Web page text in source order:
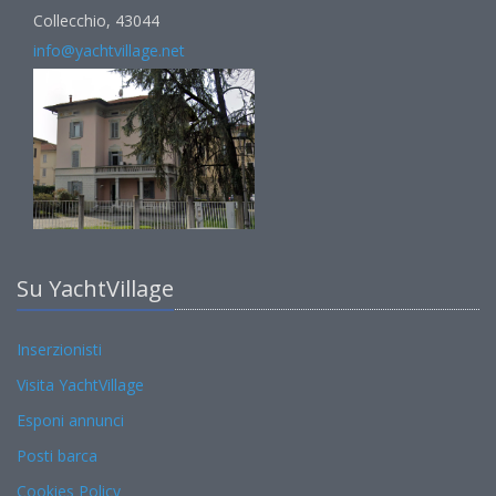
Collecchio, 43044
info@yachtvillage.net
Su YachtVillage
Inserzionisti
Visita YachtVillage
Esponi annunci
Posti barca
Cookies Policy